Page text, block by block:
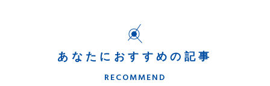
あなたにおすすめの記事
RECOMMEND